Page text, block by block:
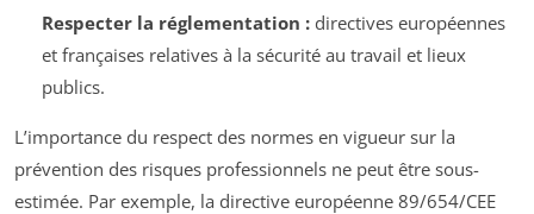
Respecter la réglementation :directives européennes
et françaises relatives à la sécurité au travail et lieux
publics.
L’importance du respect des normes en vigueur sur la
prévention des risques professionnels ne peut être sous-
estimée. Par exemple, la directive européenne 89/654/CEE